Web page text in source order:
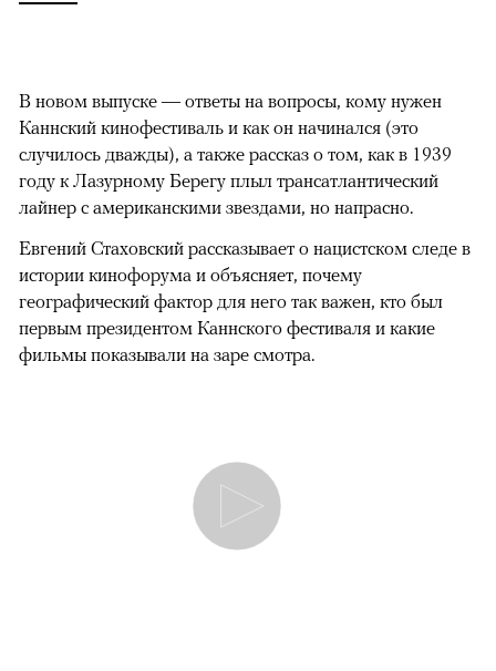
В новом выпуске — ответы на вопросы, кому нужен
Каннский кинофестиваль и как он начинался (это
случилось дважды), а также рассказ о том, как в 1939
году к Лазурному Берегу плыл трансатлантический
лайнер с американскими звездами, но напрасно.
Евгений Стаховский рассказывает о нацистском следе в
истории кинофорума и объясняет, почему
географический фактор для него так важен, кто был
первым президентом Каннского фестиваля и какие
фильмы показывали на заре смотра.